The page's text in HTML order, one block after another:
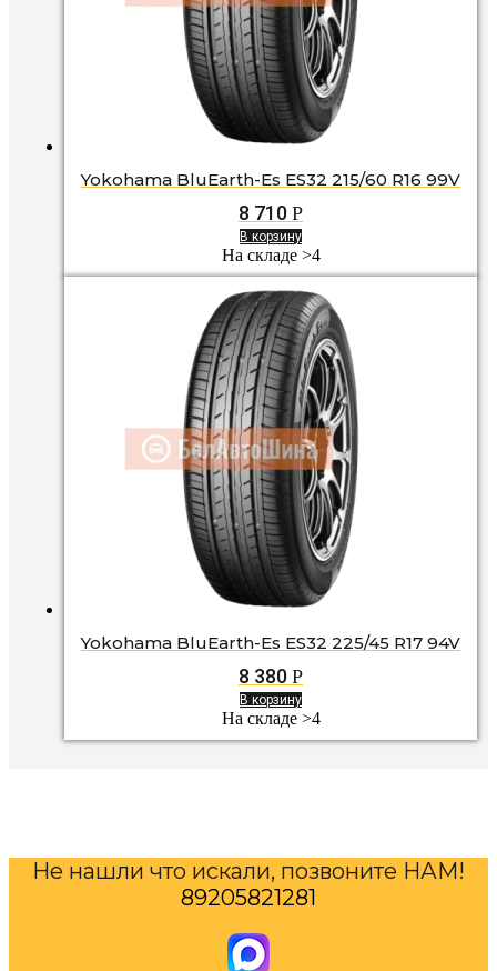
Yokohama BluEarth-Es ES32 215/60 R16 99V
8 710 Р
В корзину
На складе >4
Yokohama BluEarth-Es ES32 225/45 R17 94V
8 380 Р
В корзину
На складе >4
Не нашли что искали, позвоните НАМ!
89205821281